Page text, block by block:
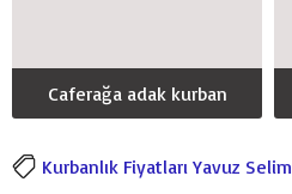
Caferağa adak kurban
Kurbanlık Fiyatları Yavuz Selim